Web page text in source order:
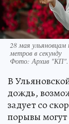
28 мая
метров в секунду
Фото:Архив "КП".
В
дождь,
задует со
порывы могут